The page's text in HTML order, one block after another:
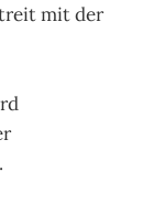
mit der